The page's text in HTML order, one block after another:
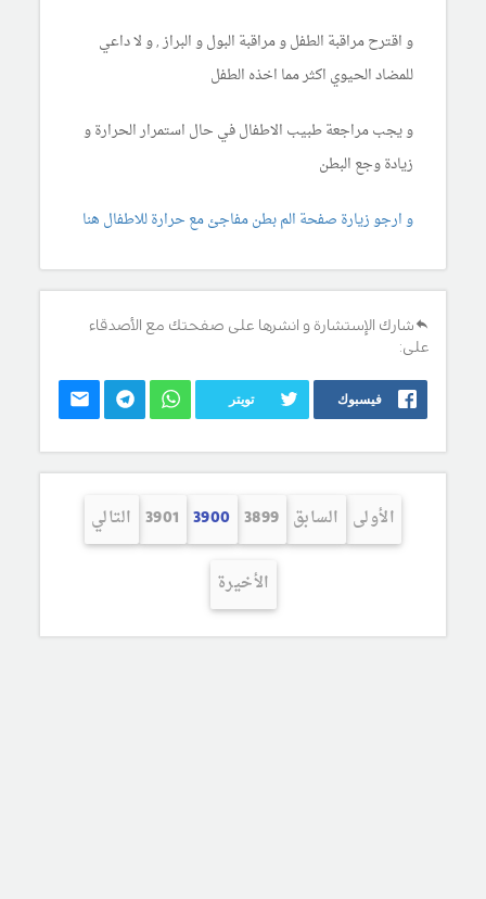
و اقترح مراقبة الطفل و مراقبة البول و البراز , و لا داعي
للمضاد الحيوي اكثر مما اخذه الطفل
و يجب مراجعة طبيب الاطفال في حال استمرار الحرارة و
زيادة وجع البطن
و ارجو زيارة صفحة الم بطن مفاجئ مع حرارة للاطفال هنا
شارك الإستشارة و انشرها على صفحتك مع الأصدقاء
على:
فيسبوك تويتر
الأولى السابق 3899
3900
3901 التالي
الأخيرة